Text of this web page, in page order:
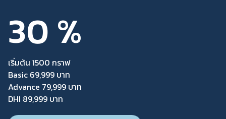
30 %
เริ่มต้น 1500 กราฟ
Basic 69,999 บาท
Advance 79,999 บาท
DHI 89,999 บาท